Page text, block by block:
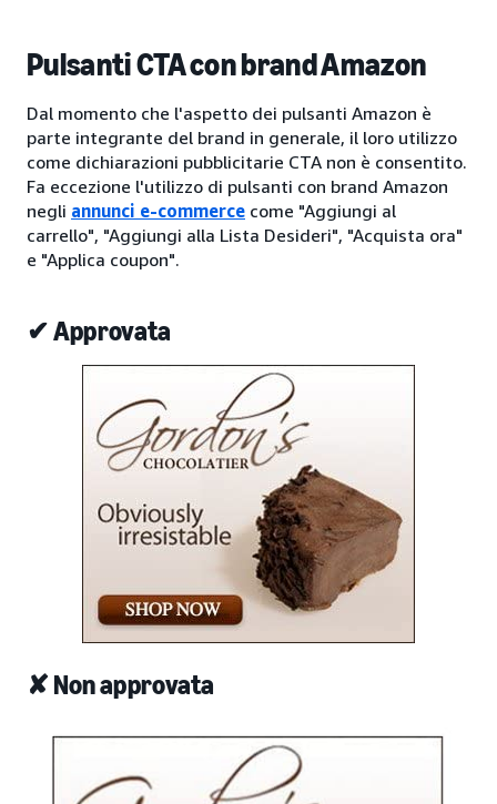
Pulsanti CTA con brand Amazon
Dal momento che l'aspetto dei pulsanti Amazon è
parte integrante del brand in generale, il loro utilizzo
come dichiarazioni pubblicitarie CTA non è consentito.
Fa eccezione l'utilizzo di pulsanti con brand Amazon
negli annunci e-commerce come "Aggiungi al
carrello", "Aggiungi alla Lista Desideri", "Acquista ora"
e "Applica coupon".
✔ Approvata
✘ Non approvata